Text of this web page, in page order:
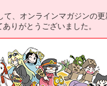
て、オンラインマガジンの
りがとうございました。